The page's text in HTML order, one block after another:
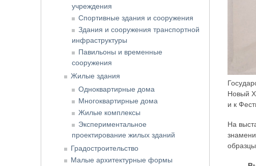
Новый
и к
На
учреждения
Спортивные здания и сооружения
Здания и сооружения транспортной
инфраструктуры
Павильоны и временные
сооружения
Жилые здания
Одноквартирные дома
Многоквартирные дома
Жилые комплексы
Экспериментальное
проектирование жилых зданий
Градостроительство
Малые архитектурные формы